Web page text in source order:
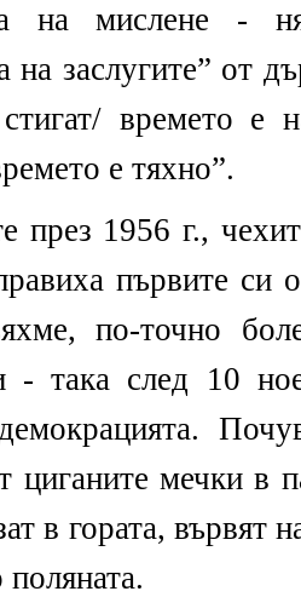
на мислене -
на заслугите” от
времето е
е тяхно”.
през 1956 г.,
първите си
по-точно
- така след 10
циганите мечки в
в гората, вървят